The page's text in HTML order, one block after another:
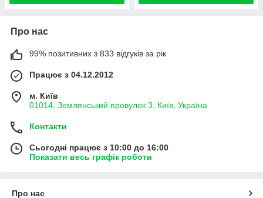
Про нас
99% позитивних з 833 відгуків за рік
Працює з 04.12.2012
м. Київ
01014, Землянський провулок 3, Київ, Україна
Контакти
Сьогодні працює з 10:00 до 16:00
Показати весь графік роботи
Про нас